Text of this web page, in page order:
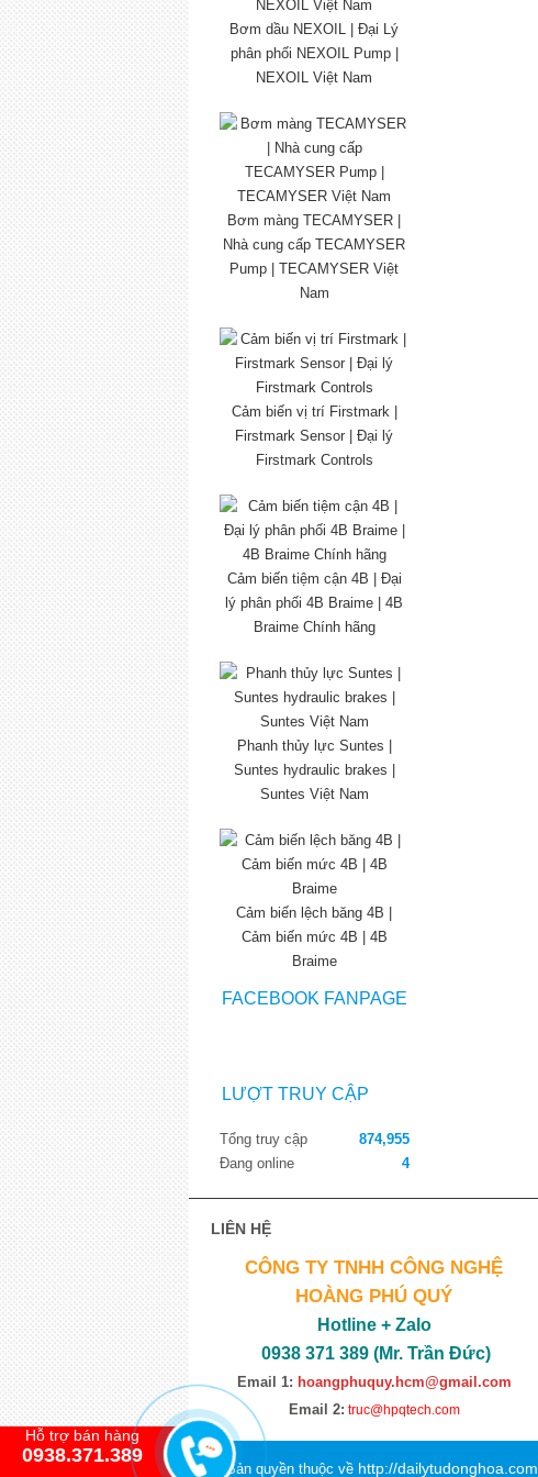
Bơm dầu NEXOIL | Đại Lý
phân phối NEXOIL Pump |
NEXOIL Việt Nam
Bơm màng TECAMYSER |
Nhà cung cấp TECAMYSER
Pump | TECAMYSER Việt
Nam
Cảm biến vị trí Firstmark |
Firstmark Sensor | Đại lý
Firstmark Controls
Cảm biến tiệm cận 4B | Đại
lý phân phối 4B Braime | 4B
Braime Chính hãng
Phanh thủy lực Suntes |
Suntes hydraulic brakes |
Suntes Việt Nam
Cảm biến lệch băng 4B |
Cảm biến mức 4B | 4B
Braime
FACEBOOK FANPAGE
LƯỢT TRUY CẬP
Tổng truy cập
874,955
Đang online
4
LIÊN HỆ
CÔNG TY TNHH CÔNG NGHỆ
HOÀNG PHÚ QUÝ
Hotline + Zalo
0938 371 389 (Mr. Trần Đức)
Email 1: hoangphuquy.hcm@gmail.com
Email 2: truc@hpqtech.com
© Bản quyền thuộc về http://dailytudonghoa.com
Hỗ trợ bán hàng
0938.371.389